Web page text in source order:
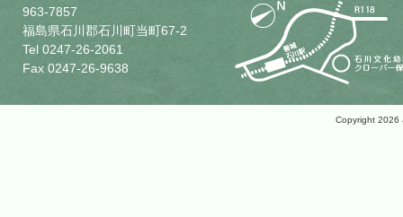
963-7857
福島県石川郡石川町当町67-2
Tel 0247-26-2061
Fax 0247-26-9638
Copyright 2026